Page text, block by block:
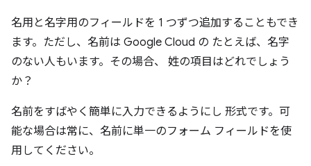
名用と名字用のフィールドを 1 つずつ追加することもでき
ます。ただし、名前は Google Cloud の たとえば、名字
のない人もいます。その場合、 姓の項目はどれでしょう
か？
名前をすばやく簡単に入力できるようにし 形式です。可
能な場合は常に、名前に単一のフォーム フィールドを使
用してください。